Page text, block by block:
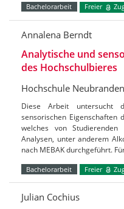
Bachelorarbeit Freier
Annalena Berndt
Analytische und
des Hochschulbieres
Hochschule
Diese Arbeit untersucht
sensorischen Eigenschaften
welches von
Analysen, unter anderem
nach MEBAK durchgeführt.
Bachelorarbeit Freier
Julian Cochius